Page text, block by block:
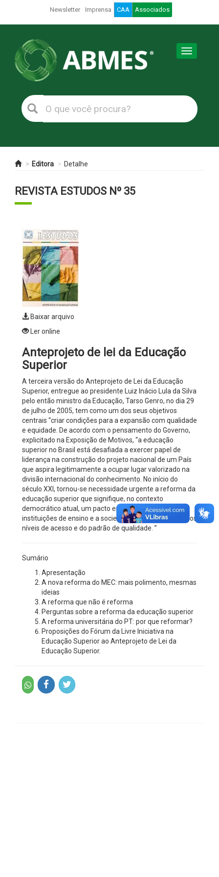
Newsletter Imprensa CAA Associados
Toggle
Editora Detalhe
REVISTA ESTUDOS Nº 35
Baixar arquivo
Ler online
Anteprojeto de lei da Educação
Superior
A terceira versão do Anteprojeto de Lei da Educação
Superior, entregue ao presidente Luiz Inácio Lula da Silva
pelo então ministro da Educação, Tarso Genro, no dia 29
de julho de 2005, tem como um dos seus objetivos
centrais “criar condições para a expansão com qualidade
e equidade. De acordo com o pensamento do Governo,
explicitado na Exposição de Motivos, “a educação
superior no Brasil está desafiada a exercer papel de
liderança na construção do projeto nacional de um País
que aspira legitimamente a ocupar lugar valorizado na
divisão internacional do conhecimento. No início do
século XXI, tornou-se necessidade urgente a reforma da
educação superior que signifique, no contexto
democrático atual, um pacto entre o governo, as
instituições de ensino e a sociedade, para a elevação dos
níveis de acesso e do padrão de qualidade. ”
Sumário
Apresentação
A nova reforma do MEC: mais polimento, mesmas
ideias
A reforma que não é reforma
Perguntas sobre a reforma da educação superior
A reforma universitária do PT: por que reformar?
Proposições do Fórum da Livre Iniciativa na
Educação Superior ao Anteprojeto de Lei da
Educação Superior.